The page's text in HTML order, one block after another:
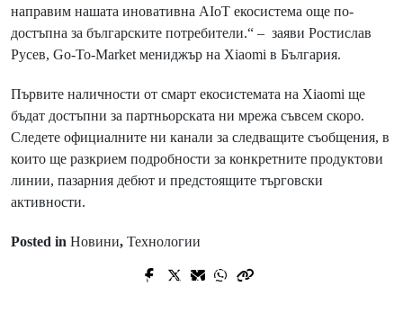
направим нашата иновативна АIoT екосистема още по-
достъпна за българските потребители.“ – заяви Ростислав
Русев, Go-To-Market мениджър на Xiaomi в България.
Първите наличности от смарт екосистемата на Xiaomi ще
бъдат достъпни за партньорската ни мрежа съвсем скоро.
Следете официалните ни канали за следващите съобщения, в
които ще разкрием подробности за конкретните продуктови
линии, пазарния дебют и предстоящите търговски
активности.
Posted in Новини, Технологии
Prev Post
ЛЕГЕНДАРНАТА ОБИКОЛКА НА